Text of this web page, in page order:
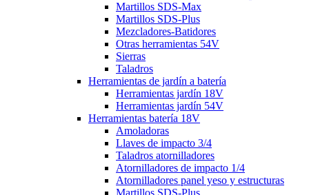
Martillos SDS-Max
Martillos SDS-Plus
Mezcladores-Batidores
Otras herramientas 54V
Sierras
Taladros
Herramientas de jardín a batería
Herramientas jardín 18V
Herramientas jardín 54V
Herramientas batería 18V
Amoladoras
Llaves de impacto 3/4
Taladros atornilladores
Atornilladores de impacto 1/4
Atornilladores panel yeso y estructuras